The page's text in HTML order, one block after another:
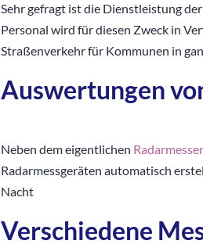
Sehr gefragt ist die Dienstleistung
Personal wird für diesen Zweck in
Straßenverkehr für Kommunen in
Auswertungen
Neben dem eigentlichen
Radarmessgeräten automatisch
Nacht
Verschiedene